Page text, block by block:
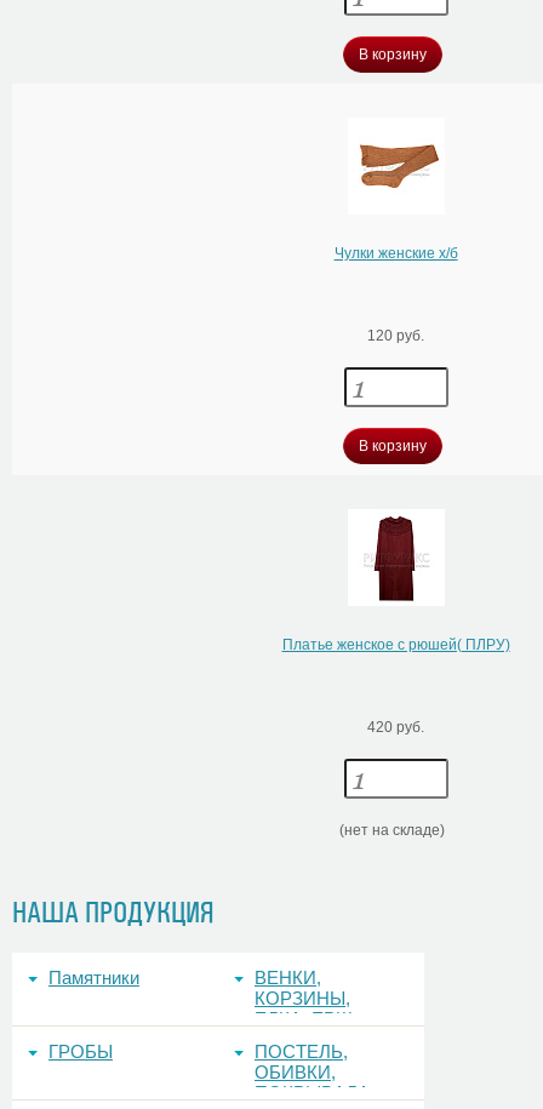
НАША ПРОДУКЦИЯ
Памятники
ВЕНКИ,
КОРЗИНЫ,
ЕЛКА, ЕРШ,
ГРОБЫ
ПОСТЕЛЬ,
ОБИВКИ,
ПОКРЫВАЛА
В корзину
Чулки женские х/б
120 руб.
В корзину
Платье женское с рюшей( ПЛРУ)
420 руб.
(нет на складе)